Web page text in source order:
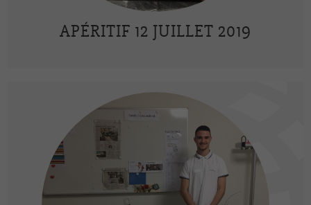
APÉRITIF 12 JUILLET 2019